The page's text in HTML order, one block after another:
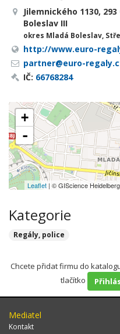
Jilemnického 1130,
Boleslav III
okres Mladá Boleslav,
http://www.euro-
partner@euro-
IČ: 66768284
+
-
Leaflet | © GIScience
Kategorie
Regály, police
Chcete přidat firmu do
tlačítko
Mediatel
Kontakt